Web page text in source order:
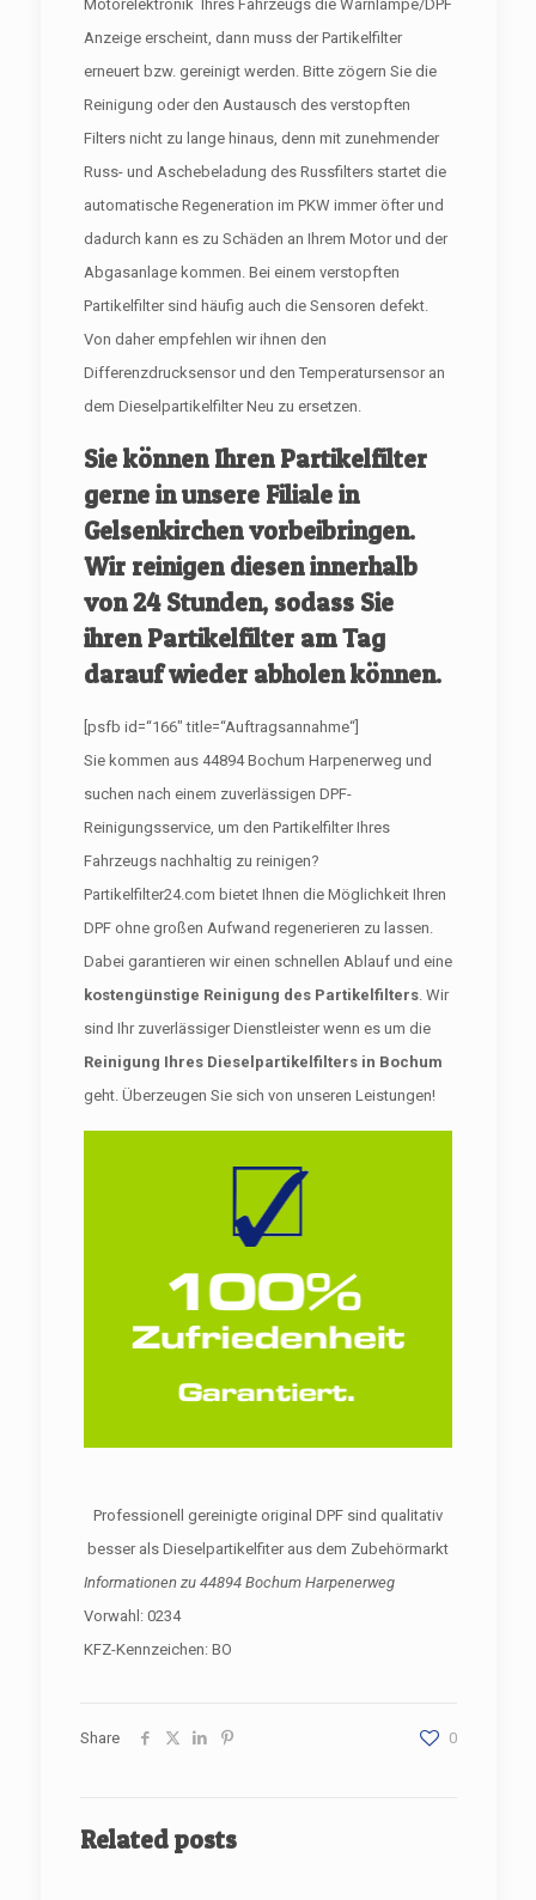
Motorelektronik Ihres Fahrzeugs die Warnlampe/DPF
Anzeige erscheint, dann muss der Partikelfilter
erneuert bzw. gereinigt werden. Bitte zögern Sie die
Reinigung oder den Austausch des verstopften
Filters nicht zu lange hinaus, denn mit zunehmender
Russ- und Aschebeladung des Russfilters startet die
automatische Regeneration im PKW immer öfter und
dadurch kann es zu Schäden an Ihrem Motor und der
Abgasanlage kommen. Bei einem verstopften
Partikelfilter sind häufig auch die Sensoren defekt.
Von daher empfehlen wir ihnen den
Differenzdrucksensor und den Temperatursensor an
dem Dieselpartikelfilter Neu zu ersetzen.
Sie können Ihren Partikelfilter
gerne in unsere Filiale in
Gelsenkirchen vorbeibringen.
Wir reinigen diesen innerhalb
von 24 Stunden, sodass Sie
ihren Partikelfilter am Tag
darauf wieder abholen können.
[psfb id=“166″ title=“Auftragsannahme“]
Sie kommen aus 44894 Bochum Harpenerweg und
suchen nach einem zuverlässigen DPF-
Reinigungsservice, um den Partikelfilter Ihres
Fahrzeugs nachhaltig zu reinigen?
Partikelfilter24.com bietet Ihnen die Möglichkeit Ihren
DPF ohne großen Aufwand regenerieren zu lassen.
Dabei garantieren wir einen schnellen Ablauf und eine
kostengünstige Reinigung des Partikelfilters. Wir
sind Ihr zuverlässiger Dienstleister wenn es um die
Reinigung Ihres Dieselpartikelfilters in Bochum
geht. Überzeugen Sie sich von unseren Leistungen!
Professionell gereinigte original DPF sind qualitativ
besser als Dieselpartikelfiter aus dem Zubehörmarkt
Informationen zu 44894 Bochum Harpenerweg
Vorwahl: 0234
KFZ-Kennzeichen: BO
Share 0
Related posts